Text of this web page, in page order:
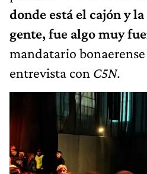
donde está el cajón y
gente, fue algo muy
mandatario
entrevista con C5N.